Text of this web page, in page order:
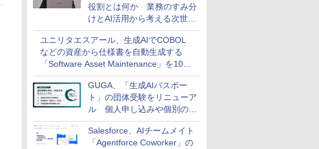
役割とは何か 業務のすみ分
けとAI活用から考える次世代
ファイナンス戦略
ユニリタエスアール、生成AIでCOBOL
などの資産から仕様書を自動生成する
「Software Asset Maintenance」を10月
に発売
GUGA、「生成AIパスポー
ト」の団体受験をリニューア
ル 個人申し込みや個別の支
払いなどに対応
Salesforce、AIチームメイト
「Agentforce Coworker」の